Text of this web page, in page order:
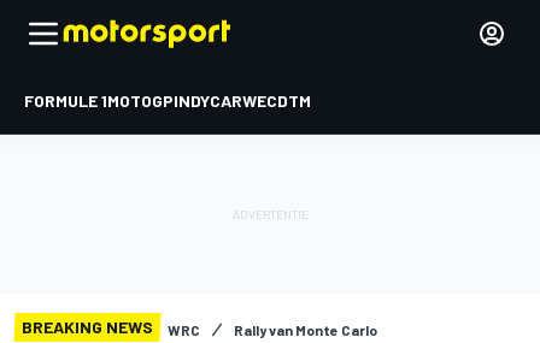
FORMULE 1MOTOGPINDYCARWECDTM
BREAKING NEWS WRC Rally van Monte Carlo